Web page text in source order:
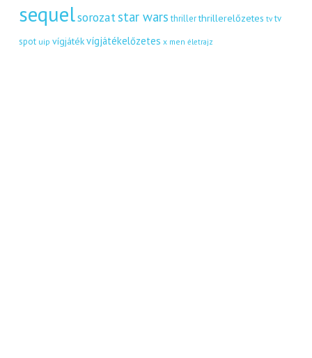
sequelsorozatstar wars thriller thrillerelőzetes tv tv
spot uip vígjátékvígjátékelőzetes x men életrajz